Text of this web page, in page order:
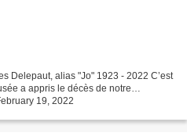
Delepaut, alias "Jo" 1923 - 2022 C’est
a appris le décès de notre…
19, 2022